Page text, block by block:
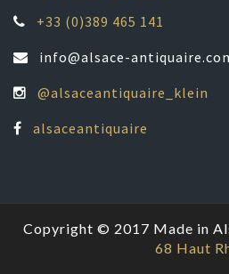
+33 (0)389 465 141
info@alsace-
@alsaceantiquaire_klein
alsaceantiquaire
Copyright © 2017 Made in
68 Haut